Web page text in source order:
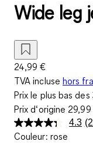
Wide leg
24,99 €
TVA incluse hors
Prix le plus bas
Prix d‘origine
4.3
Couleur: rose